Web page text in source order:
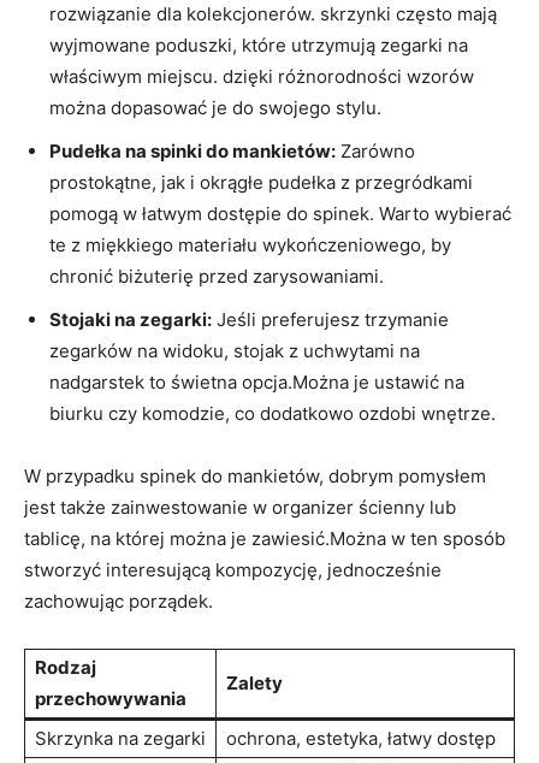
rozwiązanie dla kolekcjonerów. skrzynki często mają
wyjmowane​ poduszki, które utrzymują zegarki na
właściwym miejscu. ⁤dzięki różnorodności wzorów
można dopasować⁢ je do swojego‍ stylu.
Pudełka na spinki do mankietów: Zarówno
prostokątne, jak i‍ okrągłe pudełka z przegródkami
pomogą w łatwym dostępie do spinek.⁢ Warto wybierać
te z miękkiego ⁣materiału ‌wykończeniowego, by
chronić biżuterię przed zarysowaniami.
Stojaki na zegarki: ⁢Jeśli preferujesz trzymanie
zegarków na widoku, stojak z uchwytami ⁤na
nadgarstek to świetna opcja.Można je ustawić na
biurku czy komodzie, co ⁣dodatkowo ozdobi wnętrze.
W przypadku spinek do mankietów, dobrym pomysłem​
jest także zainwestowanie w organizer ścienny lub
tablicę,⁢ na której można je zawiesić.Można w ten sposób
stworzyć interesującą kompozycję, jednocześnie⁤
zachowując porządek.
Rodzaj
przechowywania
Zalety
Skrzynka na zegarki ochrona, estetyka, łatwy dostęp